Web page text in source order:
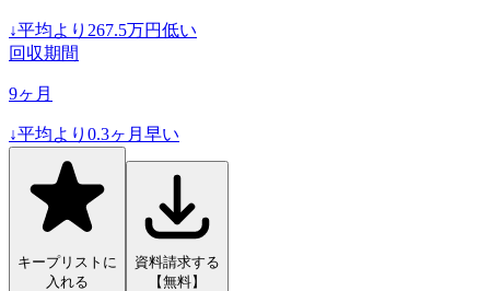
↓平均より 267.5万円低い
回収期間
9ヶ月
↓平均より 0.3ヶ月早い
キープリストに
入れる
資料請求する
【無料】